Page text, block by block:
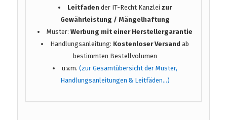
Leitfaden der IT-Recht Kanzleizur
Gewährleistung / Mängelhaftung
Muster:Werbung mit einer Herstellergarantie
Handlungsanleitung: Kostenloser Versand ab
bestimmten Bestellvolumen
u.v.m.(zur Gesamtübersicht der Muster,
Handlungsanleitungen & Leitfäden…)